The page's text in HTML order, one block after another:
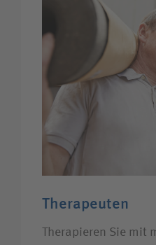
Therapeuten
Therapieren Sie mit